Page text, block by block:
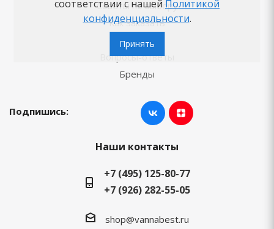
Советы по выбору
Как заказать
Новости
Вопросы-ответы
Бренды
Подпишись:
Наши контакты
+7 (495) 125-80-77
+7 (926) 282-55-05
shop@vannabest.ru
соответствии с нашей Политикой
конфиденциальности.
Принять